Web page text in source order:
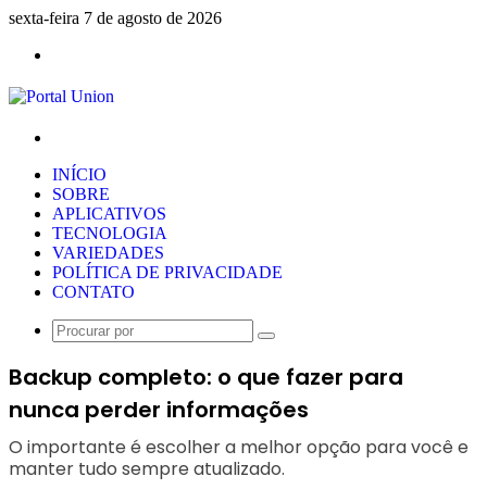
sexta-feira 7 de agosto de 2026
INÍCIO
SOBRE
APLICATIVOS
TECNOLOGIA
VARIEDADES
POLÍTICA DE PRIVACIDADE
CONTATO
Procurar
Backup completo: o que fazer para
nunca perder informações
O importante é escolher a melhor opção para você e
manter tudo sempre atualizado.